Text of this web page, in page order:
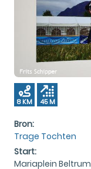
8 KM 45 M
Bron:
Trage Tochten
Start:
Mariaplein Beltrum